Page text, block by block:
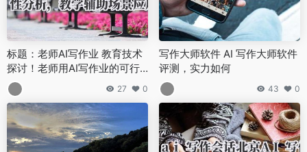
标题：老师AI写作业 教育技术
探讨！老师用AI写作业的可行
性分析，教学辅助场景应用
27 0
写作大师软件 AI 写作大师软件
评测，实力如何
43 0